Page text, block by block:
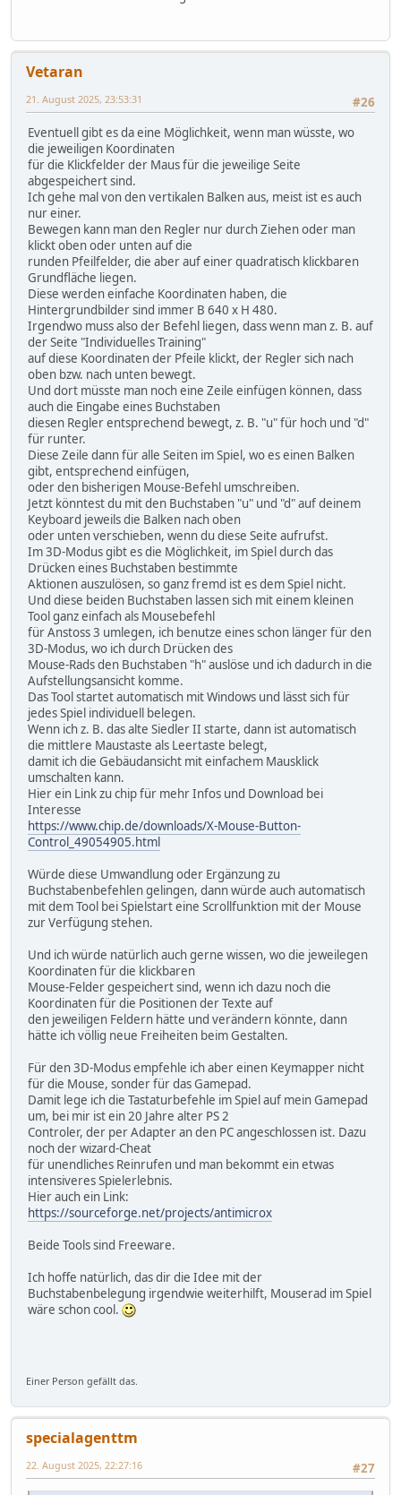
Vetaran
#26
21. August 2025, 23:53:31
Eventuell gibt es da eine Möglichkeit, wenn man wüsste, wo
die jeweiligen Koordinaten
für die Klickfelder der Maus für die jeweilige Seite
abgespeichert sind.
Ich gehe mal von den vertikalen Balken aus, meist ist es auch
nur einer.
Bewegen kann man den Regler nur durch Ziehen oder man
klickt oben oder unten auf die
runden Pfeilfelder, die aber auf einer quadratisch klickbaren
Grundfläche liegen.
Diese werden einfache Koordinaten haben, die
Hintergrundbilder sind immer B 640 x H 480.
Irgendwo muss also der Befehl liegen, dass wenn man z. B. auf
der Seite "Individuelles Training"
auf diese Koordinaten der Pfeile klickt, der Regler sich nach
oben bzw. nach unten bewegt.
Und dort müsste man noch eine Zeile einfügen können, dass
auch die Eingabe eines Buchstaben
diesen Regler entsprechend bewegt, z. B. "u" für hoch und "d"
für runter.
Diese Zeile dann für alle Seiten im Spiel, wo es einen Balken
gibt, entsprechend einfügen,
oder den bisherigen Mouse-Befehl umschreiben.
Jetzt könntest du mit den Buchstaben "u" und "d" auf deinem
Keyboard jeweils die Balken nach oben
oder unten verschieben, wenn du diese Seite aufrufst.
Im 3D-Modus gibt es die Möglichkeit, im Spiel durch das
Drücken eines Buchstaben bestimmte
Aktionen auszulösen, so ganz fremd ist es dem Spiel nicht.
Und diese beiden Buchstaben lassen sich mit einem kleinen
Tool ganz einfach als Mousebefehl
für Anstoss 3 umlegen, ich benutze eines schon länger für den
3D-Modus, wo ich durch Drücken des
Mouse-Rads den Buchstaben "h" auslöse und ich dadurch in die
Aufstellungsansicht komme.
Das Tool startet automatisch mit Windows und lässt sich für
jedes Spiel individuell belegen.
Wenn ich z. B. das alte Siedler II starte, dann ist automatisch
die mittlere Maustaste als Leertaste belegt,
damit ich die Gebäudansicht mit einfachem Mausklick
umschalten kann.
Hier ein Link zu chip für mehr Infos und Download bei
Interesse
https://www.chip.de/downloads/X-Mouse-Button-
Control_49054905.html
Würde diese Umwandlung oder Ergänzung zu
Buchstabenbefehlen gelingen, dann würde auch automatisch
mit dem Tool bei Spielstart eine Scrollfunktion mit der Mouse
zur Verfügung stehen.
Und ich würde natürlich auch gerne wissen, wo die jeweilegen
Koordinaten für die klickbaren
Mouse-Felder gespeichert sind, wenn ich dazu noch die
Koordinaten für die Positionen der Texte auf
den jeweiligen Feldern hätte und verändern könnte, dann
hätte ich völlig neue Freiheiten beim Gestalten.
Für den 3D-Modus empfehle ich aber einen Keymapper nicht
für die Mouse, sonder für das Gamepad.
Damit lege ich die Tastaturbefehle im Spiel auf mein Gamepad
um, bei mir ist ein 20 Jahre alter PS 2
Controler, der per Adapter an den PC angeschlossen ist. Dazu
noch der wizard-Cheat
für unendliches Reinrufen und man bekommt ein etwas
intensiveres Spielerlebnis.
Hier auch ein Link:
https://sourceforge.net/projects/antimicrox
Beide Tools sind Freeware.
Ich hoffe natürlich, das dir die Idee mit der
Buchstabenbelegung irgendwie weiterhilft, Mouserad im Spiel
wäre schon cool.
Einer Person gefällt das.
specialagenttm
#27
22. August 2025, 22:27:16